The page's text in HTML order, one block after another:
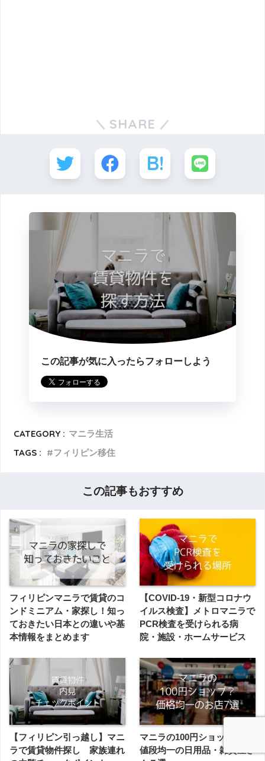
SHARE
この記事が気に入ったらフォローしよう
CATEGORY : マニラ生活
TAGS :
フィリピン移住
この記事もおすすめ
フィリピンマニラで賃貸のコ
ンドミニアム・家探し！知っ
ておきたい日本との違いや基
本情報をまとめます
【COVID-19・新型コロナウ
イルス検査】メトロマニラで
PCR検査を受けられる病
院・施設・ホームサービス
【フィリピン引っ越し】マニ
ラで賃貸物件探し 家族連れ
マニラの100円ショップ？お
値段均一の日用品・雑貨屋さ